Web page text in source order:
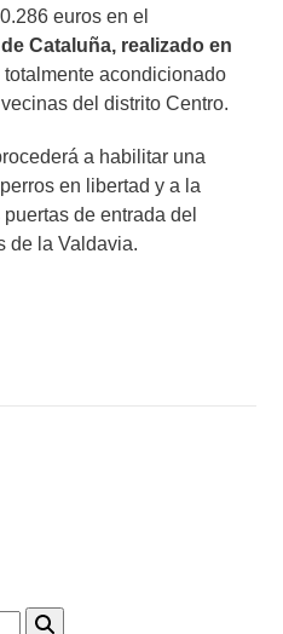
euros en el
Cataluña, realizado en
totalmente acondicionado
del distrito Centro.
a habilitar una
en libertad y a la
de entrada del
de la Valdavia.